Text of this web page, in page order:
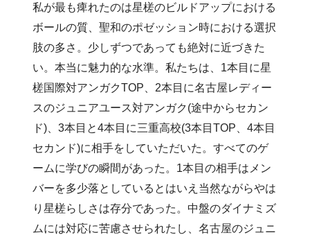
私が最も痺れたのは星槎のビルドアップにおける
ボールの質、聖和のポゼッション時における選択
肢の多さ。少しずつであっても絶対に近づきた
い。本当に魅力的な水準。私たちは、1本目に星
槎国際対アンガクTOP、2本目に名古屋レディー
スのジュニアユース対アンガク(途中からセカン
ド)、3本目と4本目に三重高校(3本目TOP、4本目
セカンド)に相手をしていただいた。すべてのゲ
ームに学びの瞬間があった。1本目の相手はメン
バーを多少落としているとはいえ当然ながらやは
り星槎らしさは存分であった。中盤のダイナミズ
ムには対応に苦慮させられたし、名古屋のジュニ